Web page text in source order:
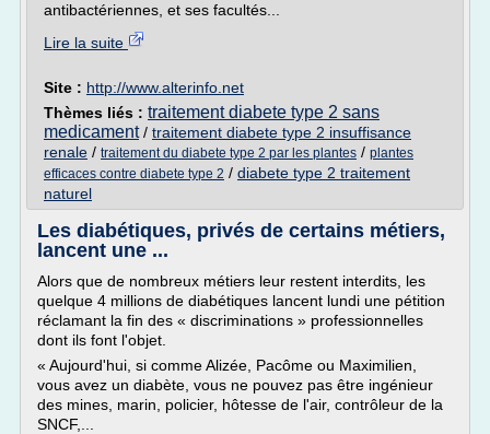
antibactériennes, et ses facultés...
Lire la suite
Site : http://www.alterinfo.net
Thèmes liés : traitement diabete type 2 sans
medicament/ traitement diabete type 2 insuffisance
renale / traitement du diabete type 2 par les plantes / plantes
efficaces contre diabete type 2 / diabete type 2 traitement
naturel
Les diabétiques, privés de certains métiers,
lancent une ...
Alors que de nombreux métiers leur restent interdits, les
quelque 4 millions de diabétiques lancent lundi une pétition
réclamant la fin des « discriminations » professionnelles
dont ils font l'objet.
« Aujourd'hui, si comme Alizée, Pacôme ou Maximilien,
vous avez un diabète, vous ne pouvez pas être ingénieur
des mines, marin, policier, hôtesse de l'air, contrôleur de la
SNCF,...